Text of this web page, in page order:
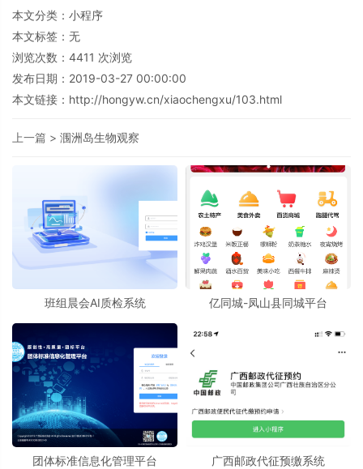
本文分类： 小程序
本文标签：无
浏览次数： 4411 次浏览
发布日期：2019-03-27 00:00:00
本文链接： http://hongyw.cn/xiaochengxu/103.html
上一篇 > 涠洲岛生物观察
班组晨会AI质检系统 亿同城-凤山县同城平台
团体标准信息化管理平台 广西邮政代征预缴系统